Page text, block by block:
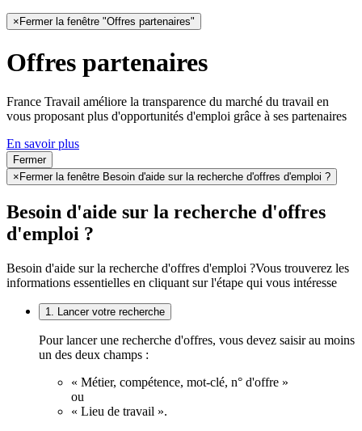
× Fermer la fenêtre "Offres partenaires"
Offres partenaires
France Travail améliore la transparence du marché du travail en
vous proposant plus d'opportunités d'emploi grâce à ses partenaires
En savoir plus
Fermer
× Fermer la fenêtre Besoin d'aide sur la recherche d'offres d'emploi ?
Besoin d'aide sur la recherche d'offres
d'emploi ?
Besoin d'aide sur la recherche d'offres d'emploi ?Vous trouverez les
informations essentielles en cliquant sur l'étape qui vous intéresse
1. Lancer votre recherche
Pour lancer une recherche d'offres, vous devez saisir au moins
un des deux champs :
« Métier, compétence, mot-clé, n° d'offre »
ou
« Lieu de travail ».